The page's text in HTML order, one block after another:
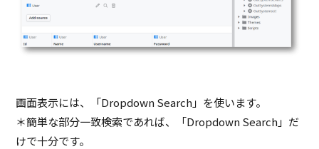
画面表示には、「Dropdown Search」を使います。
＊簡単な部分一致検索であれば、「Dropdown Search」だ
けで十分です。